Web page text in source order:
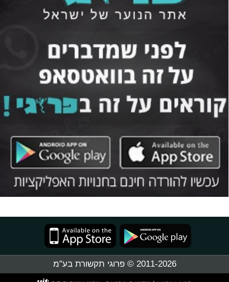
2011-2026 © פרוגי תקשורת בע"מ